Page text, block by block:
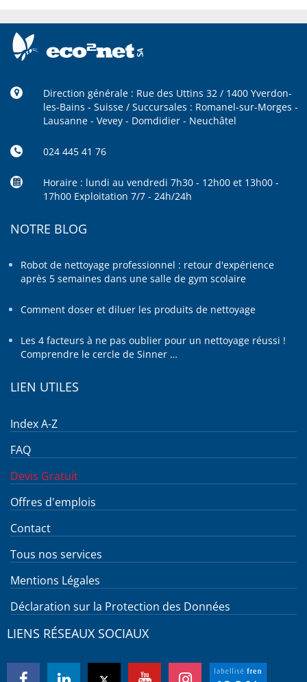
Direction générale : Rue des Uttins 32 / 1400 Yverdon-
les-Bains - Suisse / Succursales : Romanel-sur-Morges -
Lausanne - Vevey - Domdidier - Neuchâtel
024 445 41 76
Horaire : lundi au vendredi 7h30 - 12h00 et 13h00 -
17h00 Exploitation 7/7 - 24h/24h
NOTRE BLOG
Robot de nettoyage professionnel : retour d'expérience
après 5 semaines dans une salle de gym scolaire
Comment doser et diluer les produits de nettoyage
Les 4 facteurs à ne pas oublier pour un nettoyage réussi !
Comprendre le cercle de Sinner …
LIEN UTILES
Index A-Z
FAQ
Devis Gratuit
Offres d'emplois
Contact
Tous nos services
Mentions Légales
Déclaration sur la Protection des Données
LIENS RÉSEAUX SOCIAUX